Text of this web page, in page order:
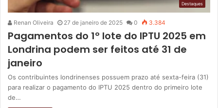
Destaques
Renan Oliveira 27 de janeiro de 2025 0 3.384
Pagamentos do 1º lote do IPTU 2025 em
Londrina podem ser feitos até 31 de
janeiro
Os contribuintes londrinenses possuem prazo até sexta-feira (31)
para realizar o pagamento do IPTU 2025 dentro do primeiro lote
de…